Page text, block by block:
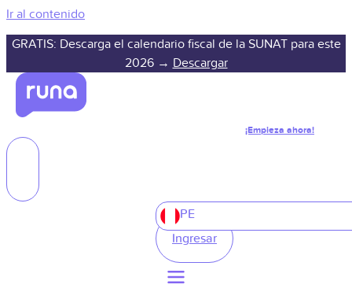
Ir al contenido
GRATIS: Descarga el calendario fiscal de la SUNAT para este
2026 → Descargar
¡Empieza ahora!
PE
Ingresar